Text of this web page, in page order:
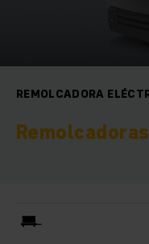
REMOLCADORA